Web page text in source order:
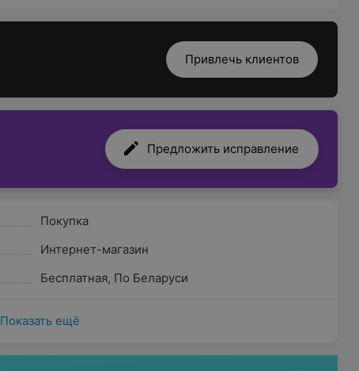
Привлечь клиентов
Предложить исправление
Покупка
Интернет-магазин
Бесплатная, По Беларуси
Показать ещё